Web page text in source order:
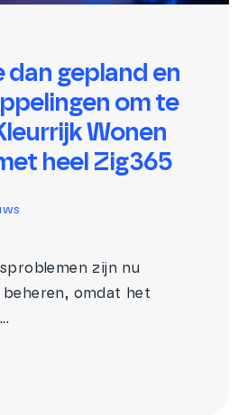
dan gepland en
om te
Wonen
heel Zig365
zijn nu
omdat het